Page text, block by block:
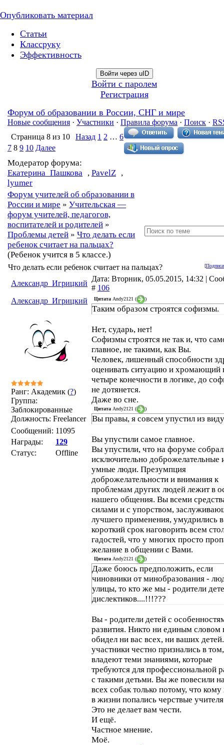
Опубликовать материал
Статьи
Классруку
Эффективность
Войти через uID
Войти с паролем
Регистрация
Форум об образовании в России, СНГ и мире
Новые сообщения · Участники · Правила форума · Поиск ·
Страница 8 из 10 Назад 1 2 … 6
7 8 9 10 Далее
Модератор форума:
Екатерина_Пашкова , PavelZ ,
lyumer
Форум учителей об образовании в
России и мире » Учительская —
форум учителей, педагогов,
воспитателей и родителей »
Проблемы детей » Что делать если
ребенок считает на пальцах?
(Ребенок учится в 5 классе.)
[
Что делать если ребенок считает на пальцах?
Александр_Игрицкий
Дата: Вторник, 05.05.2015, 14:32 |
# 106
Александр_Игрицкий
Ранг: Академик (?)
Группа:
Заблокированные
Должность: Freelancer
Сообщений: 11095
Награды:
129
Статус:
Offline
Цитата Andy2121 ( )
Таким образом строятся софизмы.
Нет, сударь, нет!
Софизмы строятся не так и, что
главное, не такими, как Вы.
Человек, лишенный способности
оценивать ситуацию и хромающий
четыре конечности в логике, до
не дотянется.
Даже во сне.
Цитата Andy2121 ( )
Вы правы, я совсем упустил из
Вы упустили самое главное.
Вы упустили, что на форуме
исключительно доброжелательные
умные люди. Презумпция
доброжелательности и внимания к
проблемам других людей лежит в
нашего общения. Вы всеми
силами и с упорством,
лучшего применения, умудрились в
короткий срок наговорить всем
гадостей, что у многих просто
желание в общении с Вами.
Цитата Andy2121 ( )
Даже боюсь предположить, если
чиновники от минобразования -
улицы, то кто же мы - родители
дислектиков....!!!???
Вы - родители детей с
развития. Никто ни единым словом
обидел ни вас всех, ни ваших
участники честно признались в
владеют теми знаниями, которые
требуются для профессиональной
с такими детьми. Вы же повесили
всех собак только потому, что кому
в жизни попались черствые
Это не делает вам чести.
И ещё.
Частное мнение.
Моё.